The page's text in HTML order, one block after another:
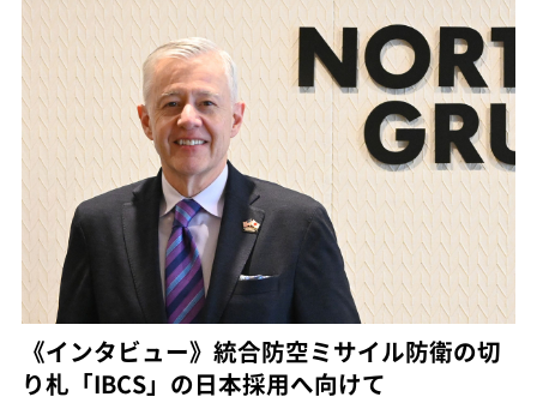
《インタビュー》統合防空ミサイル防衛の切
り札「IBCS」の日本採用へ向けて